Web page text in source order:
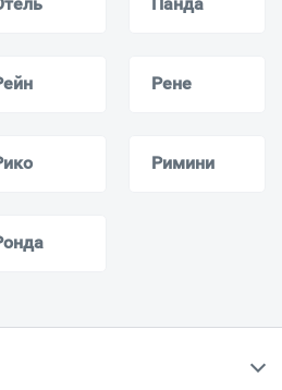
Рене
Римини